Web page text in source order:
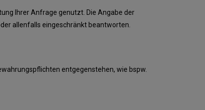
Ihrer Anfrage genutzt. Die Angabe der
allenfalls eingeschränkt beantworten.
entgegenstehen, wie bspw.